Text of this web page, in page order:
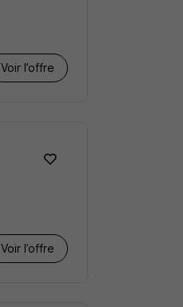
Voir l’offre
Voir l’offre